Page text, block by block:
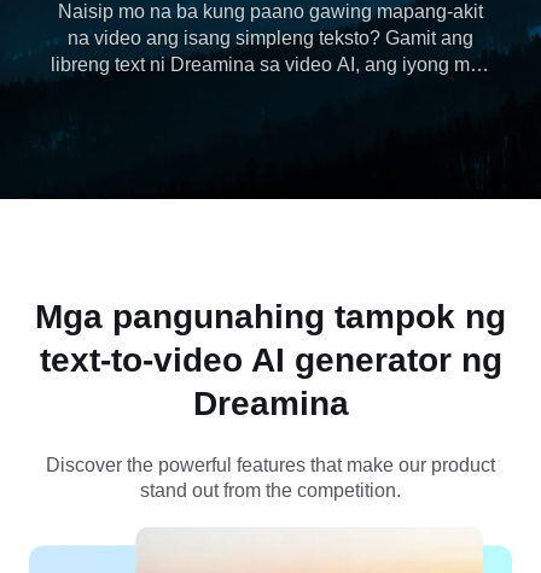
Naisip mo na ba kung paano gawing mapang-akit
na video ang isang simpleng teksto? Gamit ang
libreng text ni Dreamina sa video AI, ang iyong mga
Mga pangunahing tampok ng
text-to-video AI generator ng
Dreamina
Discover the powerful features that make our product
stand out from the competition.